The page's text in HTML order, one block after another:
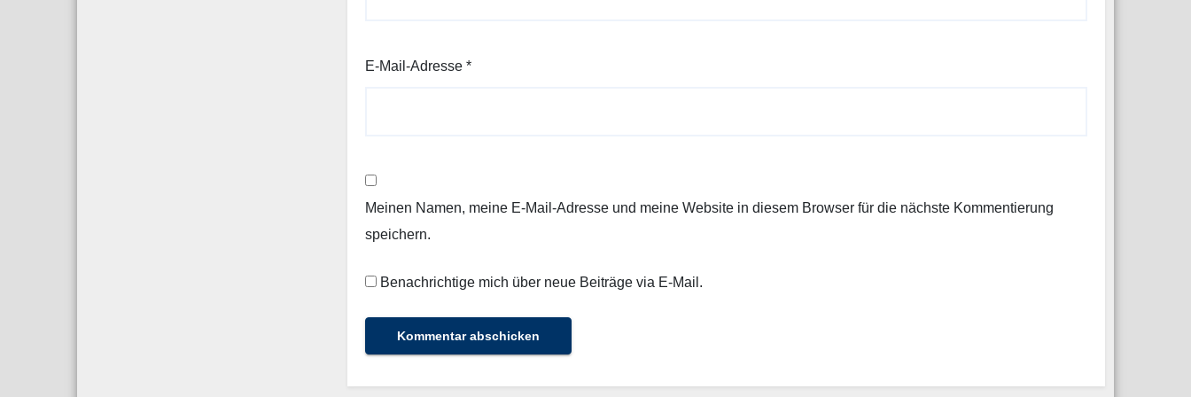
E-Mail-Adresse *
Meinen Namen, meine E-Mail-Adresse und meine Website in diesem Browser für die nächste Kommentierung
speichern.
Benachrichtige mich über neue Beiträge via E-Mail.